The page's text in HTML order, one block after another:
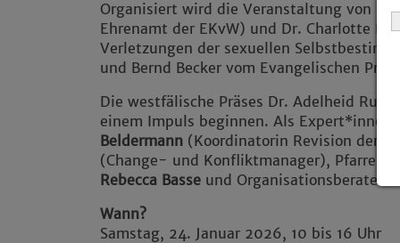
Organisiert wird die Veranstaltung von
Ehrenamt der EKvW) und Dr. Charlotte
Verletzungen der sexuellen
und Bernd Becker vom Evangelischen
Die westfälische Präses Dr. Adelheid
einem Impuls beginnen. Als Expert*innen
Beldermann (Koordinatorin Revision der
(Change- und Konfliktmanager), Pfarrerin
Rebecca Basse und Organisationsberater
Wann?
Samstag, 24. Januar 2026, 10 bis 16 Uhr